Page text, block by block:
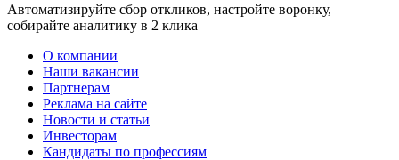
Автоматизируйте сбор откликов, настройте воронку,
собирайте аналитику в 2 клика
О компании
Наши вакансии
Партнерам
Реклама на сайте
Новости и статьи
Инвесторам
Кандидаты по профессиям